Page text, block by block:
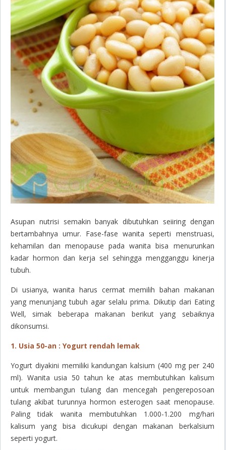
Asupan nutrisi semakin banyak dibutuhkan seiiring dengan
bertambahnya umur. Fase-fase wanita seperti menstruasi,
kehamilan dan menopause pada wanita bisa menurunkan
kadar hormon dan kerja sel sehingga mengganggu kinerja
tubuh.
Di usianya, wanita harus cermat memilih bahan makanan
yang menunjang tubuh agar selalu prima. Dikutip dari Eating
Well, simak beberapa makanan berikut yang sebaiknya
dikonsumsi.
1. Usia 50-an : Yogurt rendah lemak
Yogurt diyakini memiliki kandungan kalsium (400 mg per 240
ml). Wanita usia 50 tahun ke atas membutuhkan kalisum
untuk membangun tulang dan mencegah pengereposoan
tulang akibat turunnya hormon esterogen saat menopause.
Paling tidak wanita membutuhkan 1.000-1.200 mg/hari
kalisum yang bisa dicukupi dengan makanan berkalsium
seperti yogurt.